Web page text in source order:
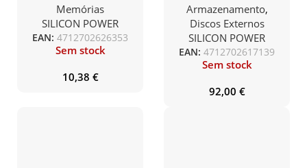
Memórias
SILICON POWER
EAN: 4712702626353
Sem stock
10,38 €
A80 USB 3.2 Type A,
IPX7,Shockproof, Black
Armazenamento,
Discos Externos
SILICON POWER
EAN: 4712702617139
Sem stock
92,00 €